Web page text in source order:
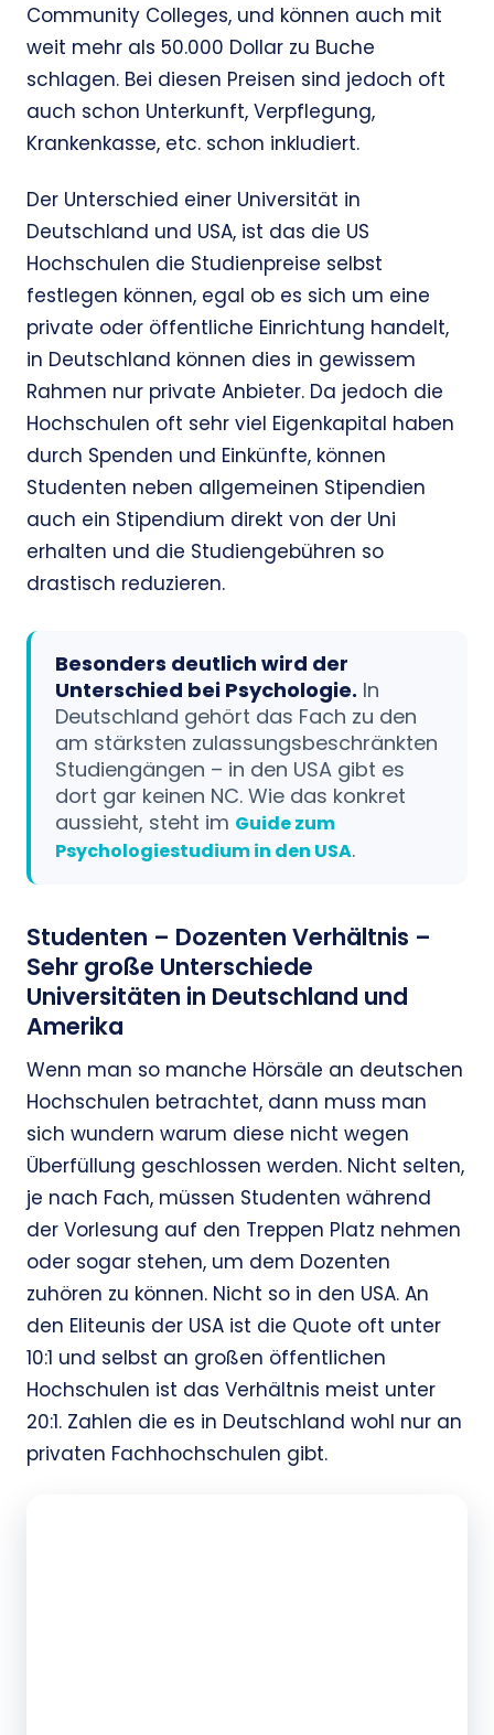
Community Colleges, und können auch mit
weit mehr als 50.000 Dollar zu Buche
schlagen. Bei diesen Preisen sind jedoch oft
auch schon Unterkunft, Verpflegung,
Krankenkasse, etc. schon inkludiert.
Der Unterschied einer Universität in
Deutschland und USA, ist das die US
Hochschulen die Studienpreise selbst
festlegen können, egal ob es sich um eine
private oder öffentliche Einrichtung handelt,
in Deutschland können dies in gewissem
Rahmen nur private Anbieter. Da jedoch die
Hochschulen oft sehr viel Eigenkapital haben
durch Spenden und Einkünfte, können
Studenten neben allgemeinen Stipendien
auch ein Stipendium direkt von der Uni
erhalten und die Studiengebühren so
drastisch reduzieren.
Besonders deutlich wird der
Unterschied bei Psychologie. In
Deutschland gehört das Fach zu den
am stärksten zulassungsbeschränkten
Studiengängen – in den USA gibt es
dort gar keinen NC. Wie das konkret
aussieht, steht im Guide zum
Psychologiestudium in den USA.
Studenten – Dozenten Verhältnis –
Sehr große Unterschiede
Universitäten in Deutschland und
Amerika
Wenn man so manche Hörsäle an deutschen
Hochschulen betrachtet, dann muss man
sich wundern warum diese nicht wegen
Überfüllung geschlossen werden. Nicht selten,
je nach Fach, müssen Studenten während
der Vorlesung auf den Treppen Platz nehmen
oder sogar stehen, um dem Dozenten
zuhören zu können. Nicht so in den USA. An
den Eliteunis der USA ist die Quote oft unter
10:1 und selbst an großen öffentlichen
Hochschulen ist das Verhältnis meist unter
20:1. Zahlen die es in Deutschland wohl nur an
privaten Fachhochschulen gibt.